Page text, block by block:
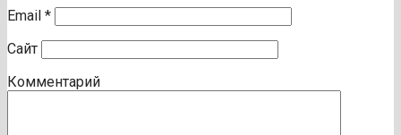
Email *
Сайт
Комментарий